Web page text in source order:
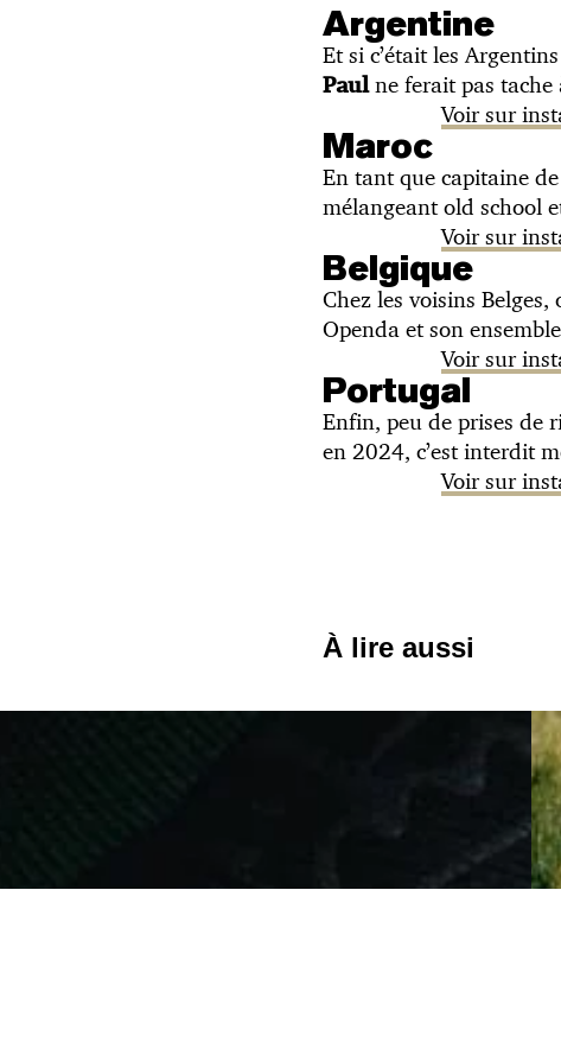
Argentine
Et si c’était les
Paulne ferait pas tache
Voir sur
Maroc
En tant que capitaine
mélangeant old school
Voir sur
Belgique
Chez les voisins
Openda et son
Voir sur
Portugal
Enfin, peu de prises de
en 2024, c’est interdit
Voir sur
À lire aussi